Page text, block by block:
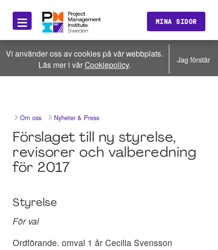
≡ MINA SIDOR
Vi använder oss av cookies på vår webbplats.
Läs mer i vårCookiepolicy. Jag förstår
Om oss Nyheter & Press
Förslaget till ny styrelse,
revisorer och valberedning
för 2017
Styrelse
För val
Ordförande. omval 1 år Cecilia Svensson